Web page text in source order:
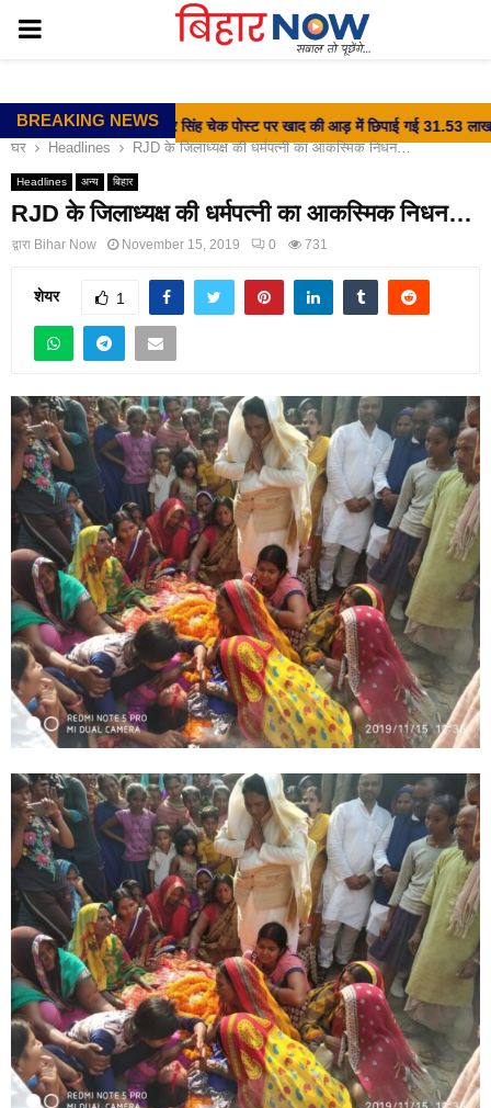
PRIMARY
BREAKING NEWS
⇝ वीर कुंवर सिंह चेक पोस्ट पर खाद की आड़ में छिपाई गई 31.53 लाख की
घर Headlines RJD के जिलाध्यक्ष की धर्मपत्नी का आकस्मिक निधन…
Headlines अन्य बिहार
RJD के जिलाध्यक्ष की धर्मपत्नी का आकस्मिक निधन…
द्वारा Bihar Now November 15, 2019 0 731
शेयर 1